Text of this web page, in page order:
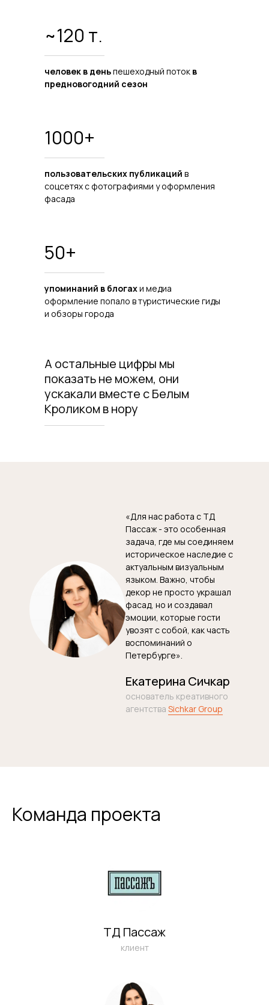
~120 т.
человек в деньпешеходный поток в
предновогодний сезон
1000+
пользовательских публикаций в
соцсетях с фотографиями у оформления
фасада
50+
упоминаний в блогахи медиа
оформление попало в туристические гиды
и обзоры города
А остальные цифры мы
показать не можем, они
ускакали вместе с Белым
Кроликом в нору
«Для нас работа с ТД
Пассаж - это особенная
задача, где мы соединяем
историческое наследие с
актуальным визуальным
языком. Важно, чтобы
декор не просто украшал
фасад, но и создавал
эмоции, которые гости
увозят с собой, как часть
воспоминаний о
Петербурге».
Екатерина Сичкар
основатель креативного
агентства Sichkar Group
Команда проекта
ТД Пассаж
клиент